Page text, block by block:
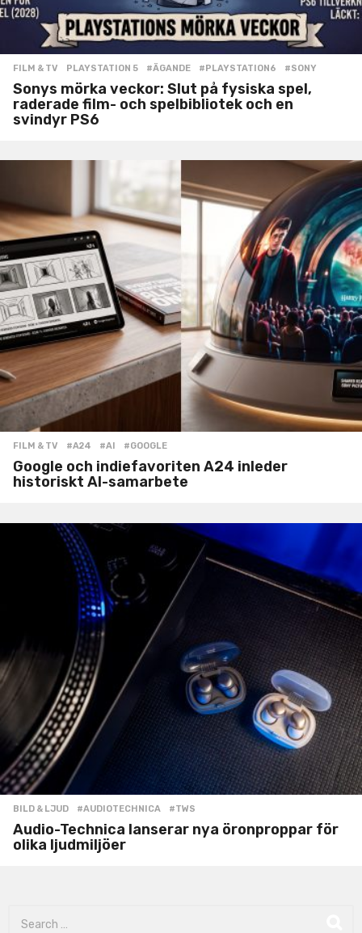
FILM & TV ,PLAYSTATION 5 #ÄGANDE ,#PLAYSTATION6 ,#SONY
Sonys mörka veckor: Slut på fysiska spel,
raderade film- och spelbibliotek och en
svindyr PS6
FILM & TV #A24 ,#AI ,#GOOGLE
Google och indiefavoriten A24 inleder
historiskt AI-samarbete
BILD & LJUD #AUDIOTECHNICA ,#TWS
Audio-Technica lanserar nya öronproppar för
olika ljudmiljöer